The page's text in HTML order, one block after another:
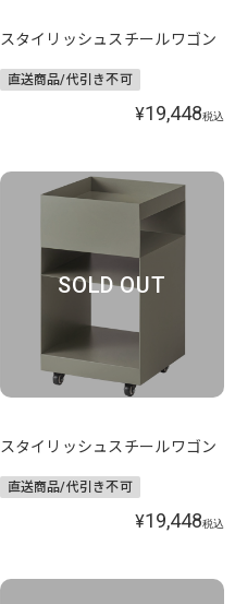
スタイリッシュスチールワゴン
直送商品/代引き不可
¥19,448税込
SOLD OUT
スタイリッシュスチールワゴン
直送商品/代引き不可
¥19,448税込